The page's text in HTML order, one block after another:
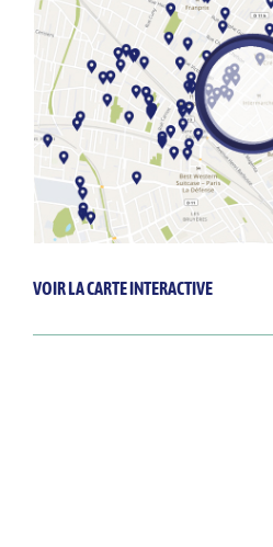
VOIR LA CARTE INTERACTIVE